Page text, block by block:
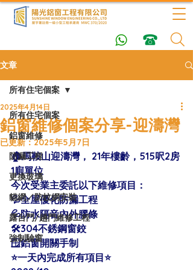
文章
所有住宅個案
鋁窗維修
防漏工程
更換玻璃
貓網／防蚊網安裝
露台門/趟門維修工程
強制驗窗
所有住宅個案
鋁窗維修個案分享-迎濤灣
2025年4月14日
已更新：2025年5月7日
🏠馬鞍山迎濤灣， 21年樓齡，515呎2房
1廁單位
今次受業主委託以下維修項目：
💦全屋優化防漏工程
💦防水隔音內外膠條
🛠304不銹鋼窗鉸
🪟鋁窗開關手制
⭐️一天內完成所有項目⭐️